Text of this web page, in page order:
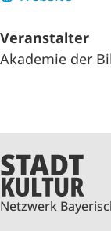
Veranstalter
Akademie der
Netzwerk